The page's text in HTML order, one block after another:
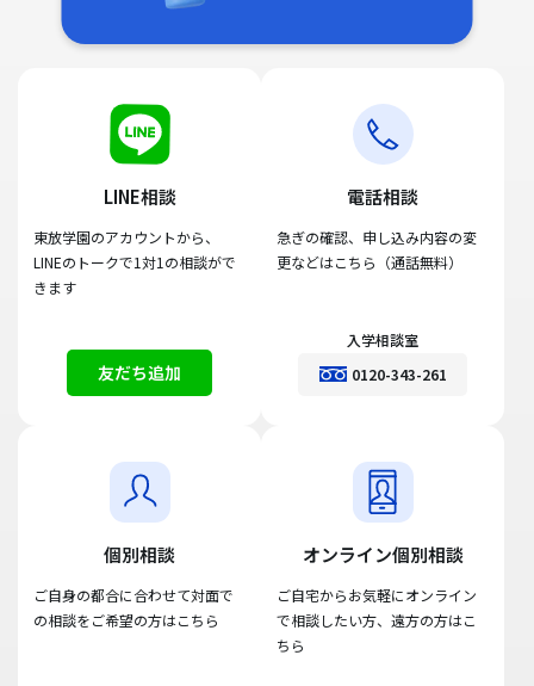
LINE相談
東放学園のアカウントから、
LINEのトークで1対1の相談がで
きます
友だち追加
電話相談
急ぎの確認、申し込み内容の変
更などはこちら（通話無料）
入学相談室
0120-343-261
個別相談
ご自身の都合に合わせて対面で
の相談をご希望の方はこちら
オンライン個別相談
ご自宅からお気軽にオンライン
で相談したい方、遠方の方はこ
ちら